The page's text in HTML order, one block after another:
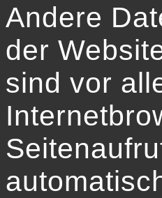
Andere
der
sind vor